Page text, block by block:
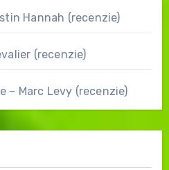
Hannah (recenzie)
(recenzie)
– Marc Levy (recenzie)